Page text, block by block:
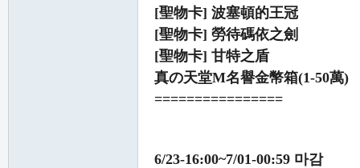
[聖物卡] 波塞頓的王冠
[聖物卡] 勞待碼依之劍
[聖物卡] 甘特之盾
真の天堂M名譽金幣箱(1-50萬)
================
6/23-16:00~7/01-00:59 마감